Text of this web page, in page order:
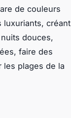
de couleurs
luxuriants, créant
douces,
faire des
les plages de la